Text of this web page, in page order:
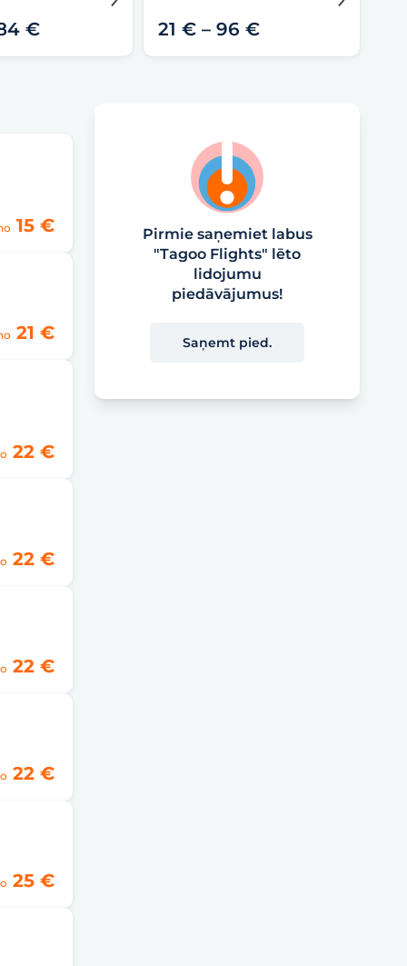
€ 21 € – 96 €
15 €
21 €
22 €
22 €
22 €
22 €
25 €
Pirmie saņemiet labus
"Tagoo Flights" lēto
lidojumu
piedāvājumus!
Saņemt pied.